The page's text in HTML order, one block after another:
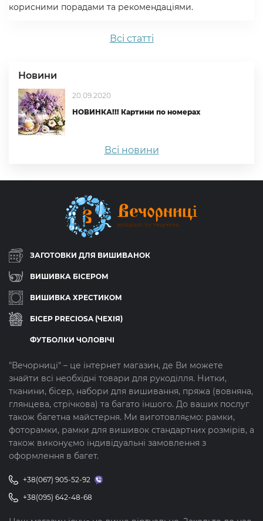
корисними порадами та рекомендаціями.
Всi статтi
Новини
20.09.2020
НОВИНКА!!! Картини по номерах
Всі новини
ЗАГОТОВКИ ДЛЯ ВИШИВАНОК
ВИШИВКА БІСЕРОМ
ВИШИВКА ХРЕСТИКОМ
БІСЕР PRECIOSA (ЧЕХІЯ)
ФУТБОЛКИ ЧОЛОВІЧІ
"Вечорниці" – це інтернет магазин, де Ви можете
знайти всі необхідні товари для рукоділля. Нитки,
тканини, бісер, набори для вишивання, пряжа (вовняна,
глянцева, стрічкова) та багато іншого. До ваших послуг
також багетна майстерня. Ми виготовляємо: рамки,
фоторамки, рамки для вишивок стандартних розмірів, а
також виконуємо індивідуальні замовлення з
оформлення в багет.
+38(067) 905-52-92
+38(095) 642-48-68